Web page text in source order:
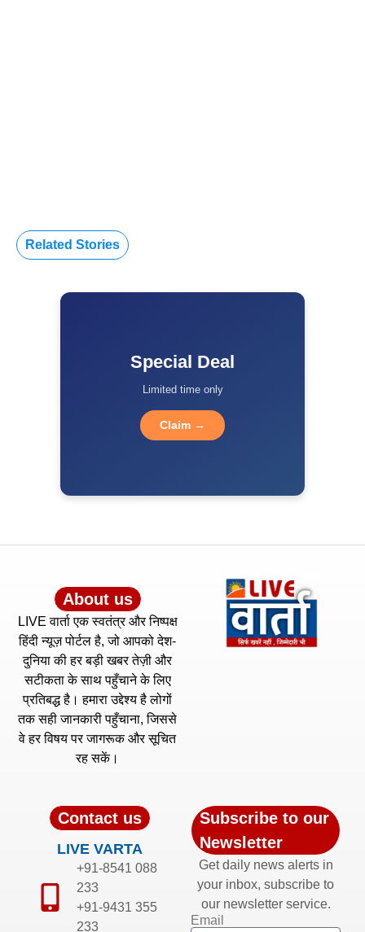
Related Stories
Special Deal
Limited time only
Claim →
About us
LIVE वार्ता एक स्वतंत्र और निष्पक्ष
हिंदी न्यूज़ पोर्टल है, जो आपको देश-
दुनिया की हर बड़ी खबर तेज़ी और
सटीकता के साथ पहुँचाने के लिए
प्रतिबद्ध है। हमारा उद्देश्य है लोगों
तक सही जानकारी पहुँचाना, जिससे
वे हर विषय पर जागरूक और सूचित
रह सकें।
Contact us
LIVE VARTA
+91-8541 088
233
+91-9431 355
233
Subscribe to our
Newsletter
Get daily news alerts in
your inbox, subscribe to
our newsletter service.
Email